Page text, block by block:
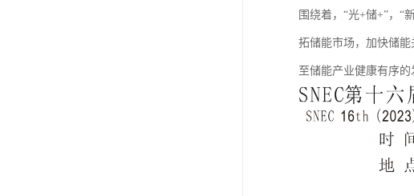
围绕着，“光+储+”，“
拓储能市场，加快储
至储能产业健康有序的